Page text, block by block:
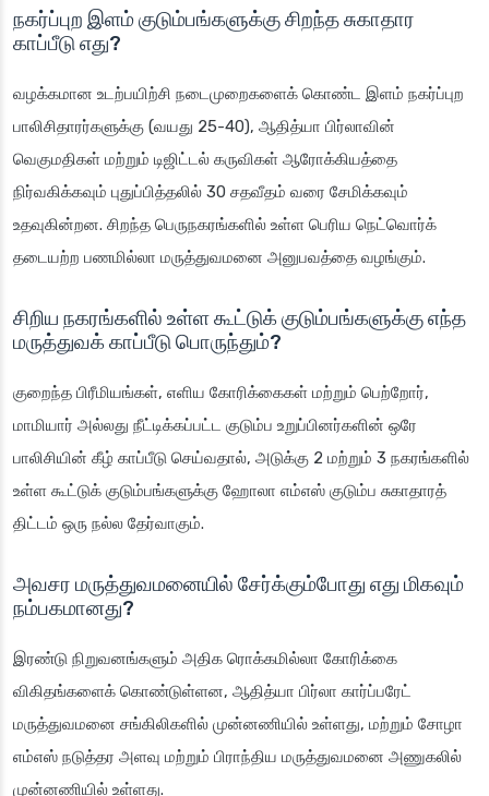
நகர்ப்புற இளம் குடும்பங்களுக்கு சிறந்த சுகாதார
காப்பீடு எது?
வழக்கமான உடற்பயிற்சி நடைமுறைகளைக் கொண்ட இளம் நகர்ப்புற
பாலிசிதாரர்களுக்கு (வயது 25-40), ஆதித்யா பிர்லாவின்
வெகுமதிகள் மற்றும் டிஜிட்டல் கருவிகள் ஆரோக்கியத்தை
நிர்வகிக்கவும் புதுப்பித்தலில் 30 சதவீதம் வரை சேமிக்கவும்
உதவுகின்றன. சிறந்த பெருநகரங்களில் உள்ள பெரிய நெட்வொர்க்
தடையற்ற பணமில்லா மருத்துவமனை அனுபவத்தை வழங்கும்.
சிறிய நகரங்களில் உள்ள கூட்டுக் குடும்பங்களுக்கு எந்த
மருத்துவக் காப்பீடு பொருந்தும்?
குறைந்த பிரீமியங்கள், எளிய கோரிக்கைகள் மற்றும் பெற்றோர்,
மாமியார் அல்லது நீட்டிக்கப்பட்ட குடும்ப உறுப்பினர்களின் ஒரே
பாலிசியின் கீழ் காப்பீடு செய்வதால், அடுக்கு 2 மற்றும் 3 நகரங்களில்
உள்ள கூட்டுக் குடும்பங்களுக்கு ஹோலா எம்எஸ் குடும்ப சுகாதாரத்
திட்டம் ஒரு நல்ல தேர்வாகும்.
அவசர மருத்துவமனையில் சேர்க்கும்போது எது மிகவும்
நம்பகமானது?
இரண்டு நிறுவனங்களும் அதிக ரொக்கமில்லா கோரிக்கை
விகிதங்களைக் கொண்டுள்ளன, ஆதித்யா பிர்லா கார்ப்பரேட்
மருத்துவமனை சங்கிலிகளில் முன்னணியில் உள்ளது, மற்றும் சோழா
எம்எஸ் நடுத்தர அளவு மற்றும் பிராந்திய மருத்துவமனை அணுகலில்
முன்னணியில் உள்ளது.